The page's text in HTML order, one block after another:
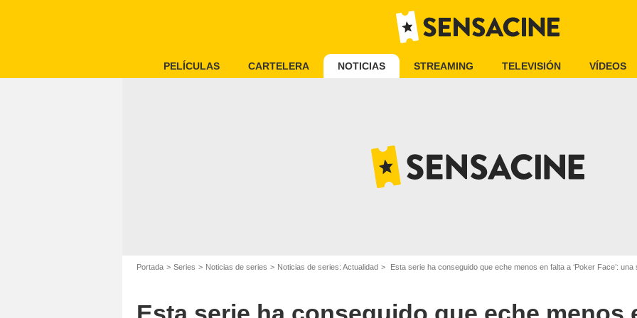
PELÍCULAS CARTELERA NOTICIAS STREAMING TELEVISIÓN VÍDEOS
Portada Series Noticias de series Noticias de series: Actualidad Esta serie ha conseguido que eche menos en falta a ‘Poker Face’: